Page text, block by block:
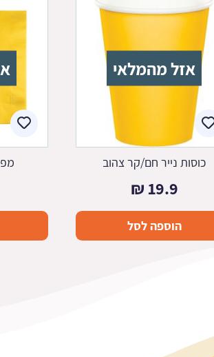
אזל מהמלאי
כוסות נייר חם/קר צהוב
19.9
₪
הוספה לסל